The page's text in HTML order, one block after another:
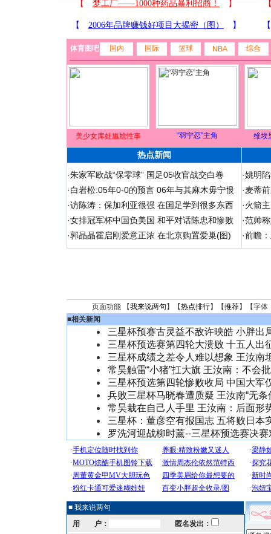
体育图吧 国内 国际 篮球 NBA 综合
美少女库娃尴尬性事 “羽宁恋”主角 维埃
热点新闻
·朱家军欧战“保零球” 国足05收官战交白卷
·白岩松:05年0-0的预言 06年与其麻木毋宁恨
·访陈涛：保加利亚很强 在国足学到很多东西
·女排冠军杯中国负美国 和平对话陈忠和惨败
·郭晶晶霍启刚爱意正浓 在北京购置爱巢(图)
·姚明
·麦蒂
·火箭
·范帅
·前瞻
页面功能 【我来说两句 】【热点排行】【推荐】【字体
■相关新闻
三星杯预赛古灵益不敌许映皓 小胖出
三星杯预选赛第四轮大溃败 十五人出
三星杯成绩之差令人难以想象 王汝南
常昊触雷“小猪”扛大旗 王汝南：不会
三星杯预选第四轮惨败收局 中国大军
兵败三星杯马晓春遭质疑 王汝南“无条
常昊栽在自己人手里 王汝南：后面形
三星杯：董彦空有报国志 五将败日本
罗洗河迎战柳时薰--三星杯预选赛决赛
■ 我来说两句
用 户：
匿名发出：